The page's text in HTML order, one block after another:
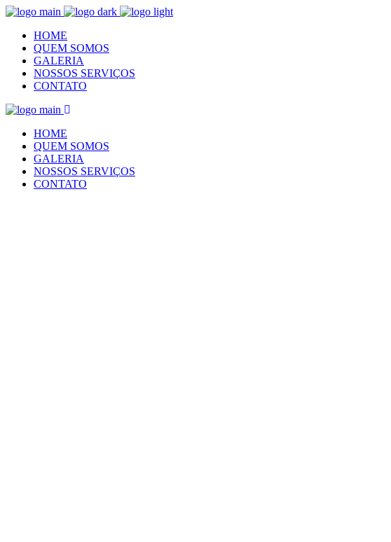
HOME
QUEM SOMOS
GALERIA
NOSSOS SERVIÇOS
CONTATO
HOME
QUEM SOMOS
GALERIA
NOSSOS SERVIÇOS
CONTATO